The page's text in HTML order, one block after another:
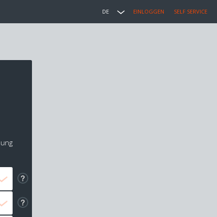
DE EINLOGGEN SELF SERVICE